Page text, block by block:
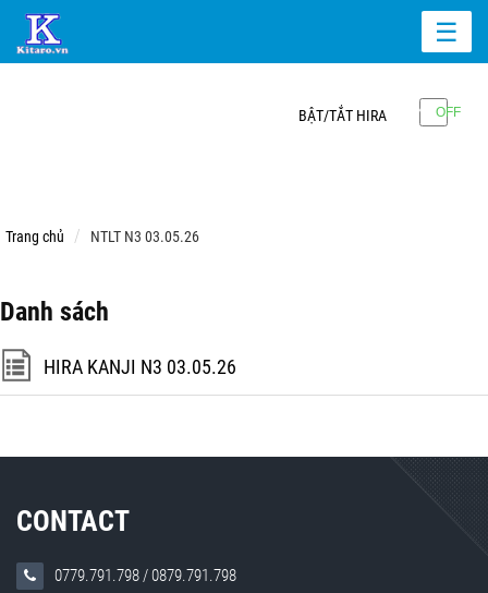
☰
BẬT/TẮT HIRA
Trang chủ NTLT N3 03.05.26
Danh sách
HIRA KANJI N3 03.05.26
CONTACT
0779.791.798/0879.791.798